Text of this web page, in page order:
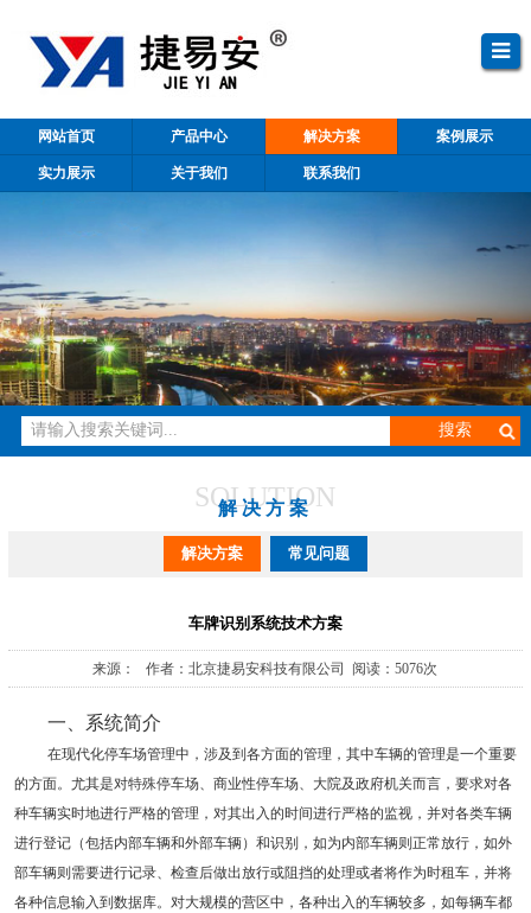
网站首页 产品中心 解决方案 案例展示
实力展示 关于我们 联系我们
SOLUTION
解决方案
解决方案 常见问题
车牌识别系统技术方案
来源： 作者：北京捷易安科技有限公司 阅读：5076次
一、系统简介
在现代化停车场管理中，涉及到各方面的管理，其中车辆的管理是一个重要
的方面。尤其是对特殊停车场、商业性停车场、大院及政府机关而言，要求对各
种车辆实时地进行严格的管理，对其出入的时间进行严格的监视，并对各类车辆
进行登记（包括内部车辆和外部车辆）和识别，如为内部车辆则正常放行，如外
部车辆则需要进行记录、检查后做出放行或阻挡的处理或者将作为时租车，并将
各种信息输入到数据库。对大规模的营区中，各种出入的车辆较多，如每辆车都